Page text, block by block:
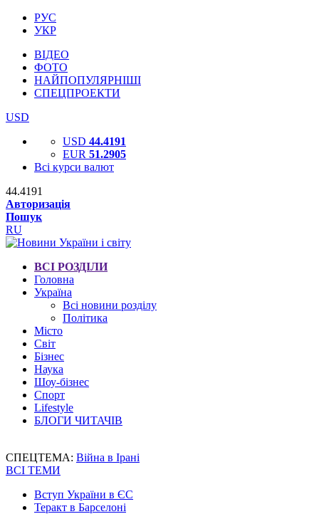
РУС
УКР
ВІДЕО
ФОТО
НАЙПОПУЛЯРНІШІ
СПЕЦПРОЕКТИ
USD
USD 44.4191
EUR 51.2905
Всі курси валют
44.4191
Авторизація
Пошук
RU
ВСІ РОЗДІЛИ
Головна
Україна
Всі новини розділу
Політика
Місто
Світ
Бізнес
Наука
Шоу-бізнес
Спорт
Lifestyle
БЛОГИ ЧИТАЧІВ
СПЕЦТЕМА: Війна в Ірані
ВСІ ТЕМИ
Вступ України в ЄС
Теракт в Барселоні